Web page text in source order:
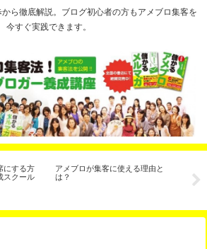
ら徹底解説。ブログ初心者の方もアメブロ集客を
今すぐ実践できます。
にする方
スクール
アメブロが集客に使える理由と
は？
の